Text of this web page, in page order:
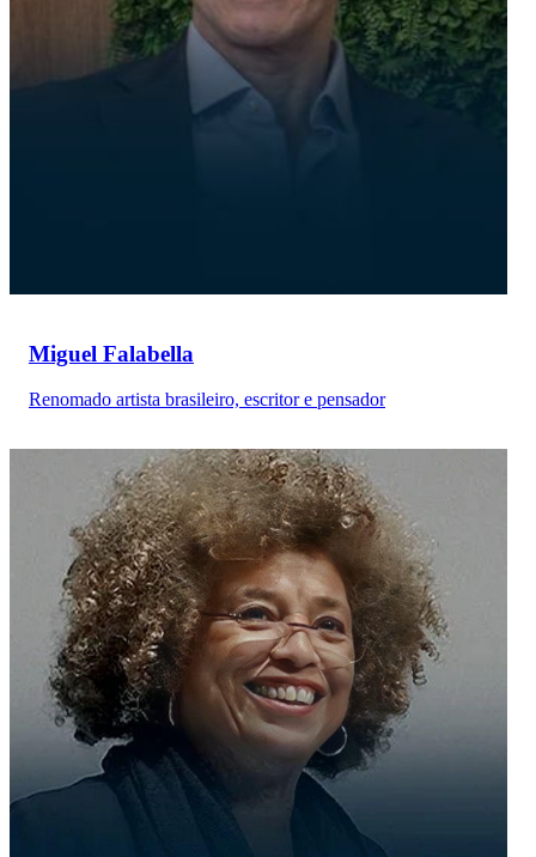
Miguel Falabella
Renomado artista brasileiro, escritor e pensador